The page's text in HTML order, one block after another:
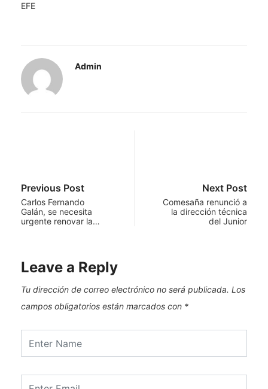
EFE
Admin
Previous Post
Carlos Fernando
Galán, se necesita
urgente renovar la…
Next Post
Comesaña renunció a
la dirección técnica
del Junior
Leave a Reply
Tu dirección de correo electrónico no será publicada. Los
campos obligatorios están marcados con *